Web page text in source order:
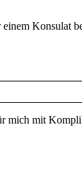
Konsulat
mich mit